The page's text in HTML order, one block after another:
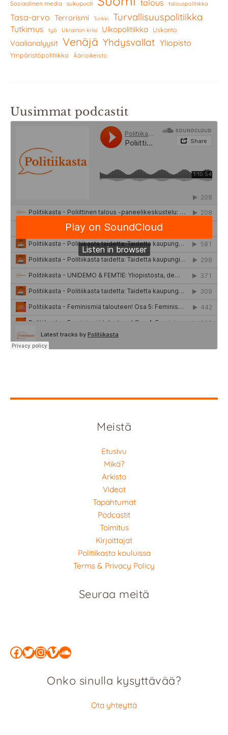
Sosiaalinen media sukupuoli talous talouspolitiikka
Tasa-arvo Terrorismi Turkki Turvallisuuspolitiikka
Tutkimus työ Ukrainan kriisi Ulkopolitiikka Uskonto
Vaalianalyysit Venäjä Yhdysvallat Yliopisto
Ympäristöpolitiikka Äärioikeisto
Uusimmat podcastit
Meistä
Etusivu
Mikä?
Arkisto
Videot
Tapahtumat
Podcastit
Toimitus
Kirjoittajat
Politiikasta kouluissa
Terms & Privacy Policy
Seuraa meitä
Facebook
Twitter
Instagram
Vimeo
SoundCloud
Onko sinulla kysyttävää?
Ota yhteyttä